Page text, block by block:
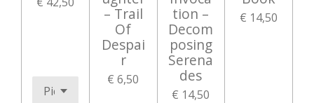
‎– Trail
Of
Despai
r
€ 6,50
tion ‎–
Decom
posing
Serena
des
€ 14,50
€ 14,50